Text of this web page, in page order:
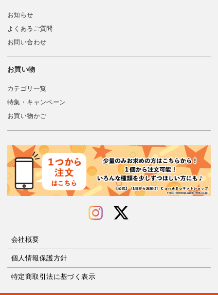
お知らせ
よくあるご質問
お問い合わせ
お買い物
カテゴリ一覧
特集・キャンペーン
お買い物かご
会社概要
個人情報保護方針
特定商取引法に基づく表示